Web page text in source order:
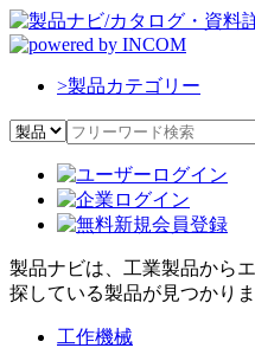
>製品カテゴリー
製品ナビは、工業製品から
探している製品が見つかり
工作機械